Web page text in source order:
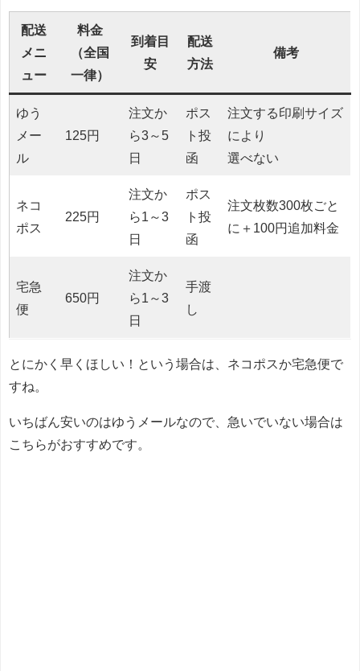
配送
メニ
ュー
料金
（全国
一律）
到着目
安
配送
方法
備考
ゆう
メー
ル
125円
注文か
ら3～5
日
ポス
ト投
函
注文する印刷サイズ
により
選べない
ネコ
ポス
225円
注文か
ら1～3
日
ポス
ト投
函
注文枚数300枚ごと
に＋100円追加料金
宅急
便
650円
注文か
ら1～3
日
手渡
し
とにかく早くほしい！という場合は、ネコポスか宅急便で
すね。
いちばん安いのはゆうメールなので、急いでいない場合は
こちらがおすすめです。